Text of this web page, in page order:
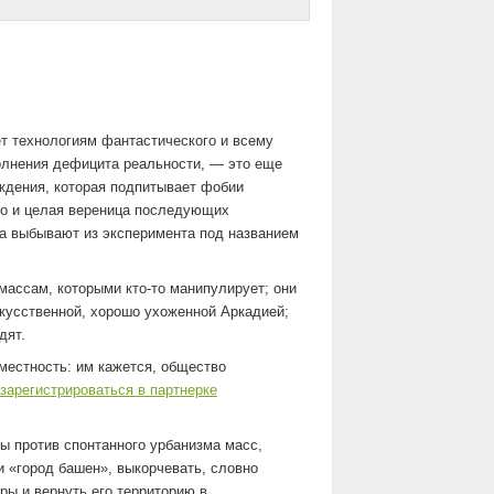
фантастического и всему
дефицита реальности, — это еще
которая подпитывает фобии
и целая вереница последующих
выбывают из эксперимента под названием
которыми кто-то манипулирует; они
хорошо ухоженной Аркадией;
им кажется, общество
в партнерке
спонтанного урбанизма масс,
башен», выкорчевать, словно